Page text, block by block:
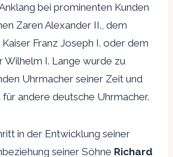
bei prominenten Kunden
Zaren Alexander II., dem
Franz Joseph I. oder dem
Wilhelm I. Lange wurde zu
Uhrmacher seiner Zeit und
andere deutsche Uhrmacher.
in der Entwicklung seiner
seiner Söhne Richard